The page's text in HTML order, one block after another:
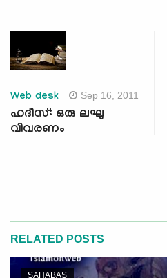
Web desk Sep 16, 2011
ഹദീസ്: ഒരു ലഘു
വിവരണം
RELATED POSTS
SAHABAS